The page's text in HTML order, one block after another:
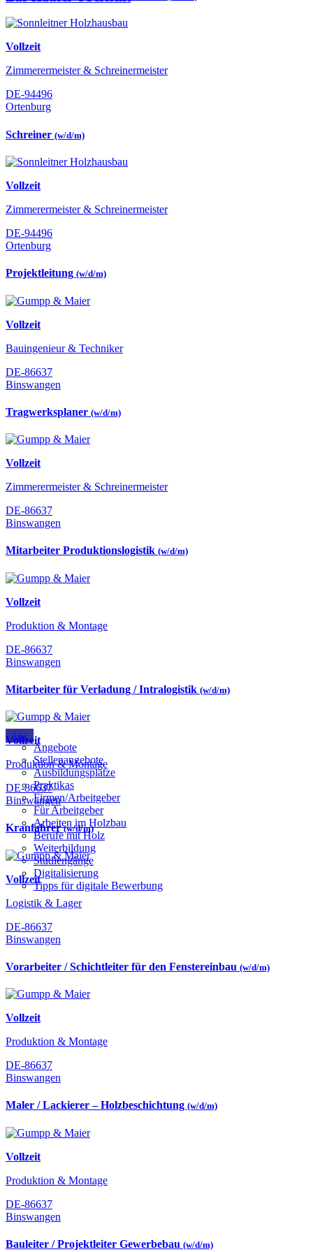
Jobs
Angebote
Stellenangebote
Ausbildungsplätze
Praktikas
Firmen/Arbeitgeber
Für Arbeitgeber
Arbeiten im Holzbau
Berufe mit Holz
Weiterbildung
Studiengänge
Digitalisierung
Tipps für digitale Bewerbung
Vollzeit
Zimmerermeister & Schreinermeister
DE-94496
Ortenburg
Schreiner (w/d/m)
Vollzeit
Zimmerermeister & Schreinermeister
DE-94496
Ortenburg
Projektleitung (w/d/m)
Vollzeit
Bauingenieur & Techniker
DE-86637
Binswangen
Tragwerksplaner (w/d/m)
Vollzeit
Zimmerermeister & Schreinermeister
DE-86637
Binswangen
Mitarbeiter Produktionslogistik (w/d/m)
Vollzeit
Produktion & Montage
DE-86637
Binswangen
Mitarbeiter für Verladung / Intralogistik (w/d/m)
Vollzeit
Produktion & Montage
DE-86637
Binswangen
Kranfahrer(w/d/m)
Vollzeit
Logistik & Lager
DE-86637
Binswangen
Vorarbeiter / Schichtleiter für den Fenstereinbau (w/d/m)
Vollzeit
Produktion & Montage
DE-86637
Binswangen
Maler / Lackierer – Holzbeschichtung (w/d/m)
Vollzeit
Produktion & Montage
DE-86637
Binswangen
Bauleiter / Projektleiter Gewerbebau (w/d/m)